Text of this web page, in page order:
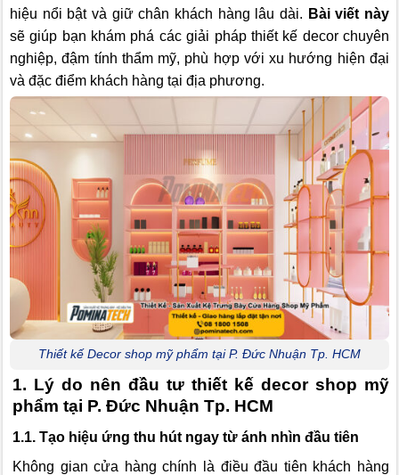
hiệu nổi bật và giữ chân khách hàng lâu dài. Bài viết này
sẽ giúp bạn khám phá các giải pháp thiết kế decor chuyên
nghiệp, đậm tính thẩm mỹ, phù hợp với xu hướng hiện đại
và đặc điểm khách hàng tại địa phương.
Thiết kế Decor shop mỹ phẩm tại P. Đức Nhuận Tp. HCM
1. Lý do nên đầu tư thiết kế decor shop mỹ
phẩm tại P. Đức Nhuận Tp. HCM
1.1. Tạo hiệu ứng thu hút ngay từ ánh nhìn đầu tiên
Không gian cửa hàng chính là điều đầu tiên khách hàng